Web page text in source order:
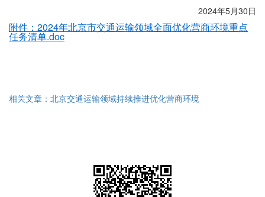
2024年5月30日
附件：2024年北京市交通运输领域全面优化营商环境重点
任务清单.doc
相关文章： 北京交通运输领域持续推进优化营商环境